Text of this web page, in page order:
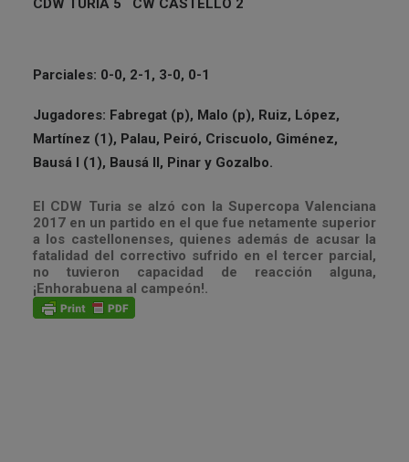
CDW TURIA 5 CW CASTELLÓ 2
Parciales: 0-0, 2-1, 3-0, 0-1
Jugadores: Fabregat (p), Malo (p), Ruiz, López,
Martínez (1), Palau, Peiró, Criscuolo, Giménez,
Bausá I (1), Bausá II, Pinar y Gozalbo.
El CDW Turia se alzó con la Supercopa Valenciana
2017 en un partido en el que fue netamente superior
a los castellonenses, quienes además de acusar la
fatalidad del correctivo sufrido en el tercer parcial,
no tuvieron capacidad de reacción alguna,
¡Enhorabuena al campeón!.